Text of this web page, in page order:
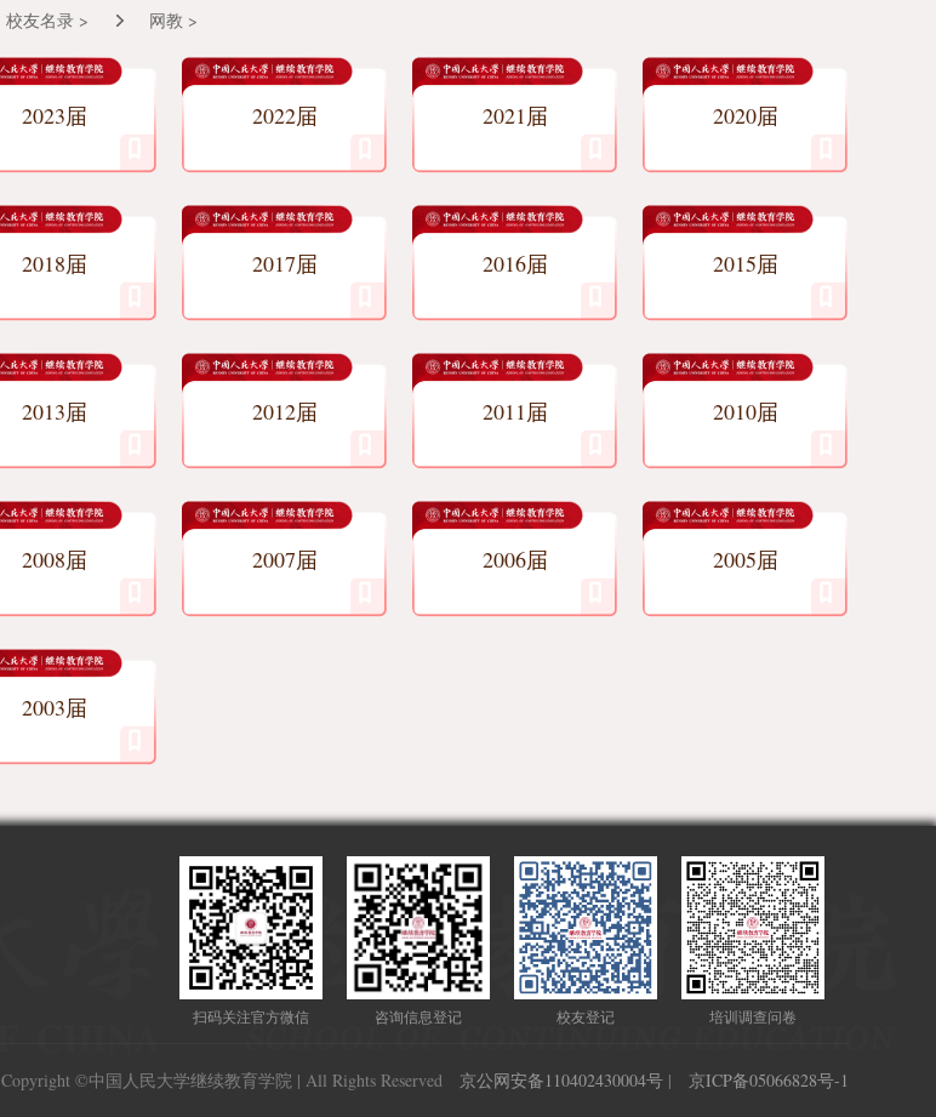
校友名录 > 网教 >
2023届 2022届 2021届 2020届
2018届 2017届 2016届 2015届
2013届 2012届 2011届 2010届
2008届 2007届 2006届 2005届
2003届
培训调查问卷
校友登记
咨询信息登记
扫码关注官方微信
Copyright ©中国人民大学继续教育学院 | All Rights Reserved 京公网安备110402430004号 | 京ICP备05066828号-1